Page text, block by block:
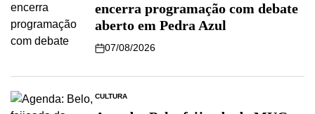
encerra programação com debate
aberto em Pedra Azul
07/08/2026
CULTURA